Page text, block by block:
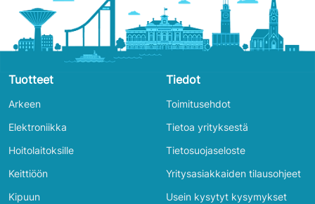
Tuotteet
Arkeen
Elektroniikka
Hoitolaitoksille
Keittiöön
Kipuun
Tiedot
Toimitusehdot
Tietoa yrityksestä
Tietosuojaseloste
Yritysasiakkaiden tilausohjeet
Usein kysytyt kysymykset